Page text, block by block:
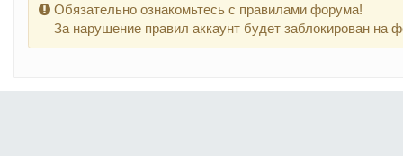
Обязательно ознакомьтесь с правилами форума!
За нарушение правил аккаунт будет заблокирован на